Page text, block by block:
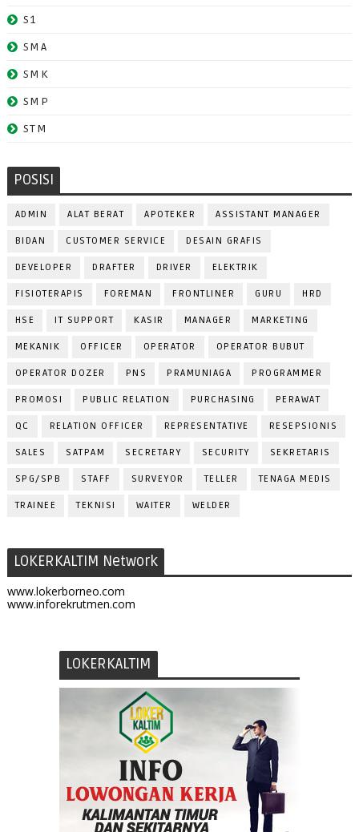
S1
SMA
SMK
SMP
STM
POSISI
ADMIN ALAT BERAT APOTEKER ASSISTANT MANAGER
BIDAN CUSTOMER SERVICE DESAIN GRAFIS
DEVELOPER DRAFTER DRIVER ELEKTRIK
FISIOTERAPIS FOREMAN FRONTLINER GURU HRD
HSE IT SUPPORT KASIR MANAGER MARKETING
MEKANIK OFFICER OPERATOR OPERATOR BUBUT
OPERATOR DOZER PNS PRAMUNIAGA PROGRAMMER
PROMOSI PUBLIC RELATION PURCHASING PERAWAT
QC RELATION OFFICER REPRESENTATIVE RESEPSIONIS
SALES SATPAM SECRETARY SECURITY SEKRETARIS
SPG/SPB STAFF SURVEYOR TELLER TENAGA MEDIS
TRAINEE TEKNISI WAITER WELDER
LOKERKALTIM Network
www.lokerborneo.com
www.inforekrutmen.com
LOKERKALTIM